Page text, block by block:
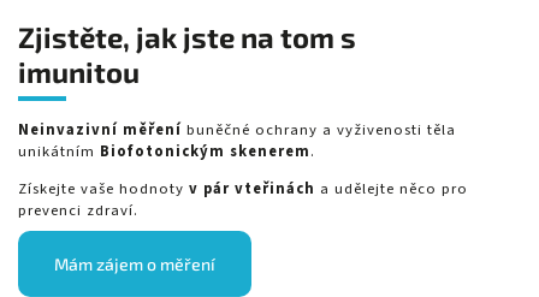
Zjistěte, jak jste na tom s
imunitou
Neinvazivní měření buněčné ochrany a vyživenosti těla
unikátním Biofotonickým skenerem.
Získejte vaše hodnoty v pár vteřinách a udělejte něco pro
prevenci zdraví.
Mám zájem o měření